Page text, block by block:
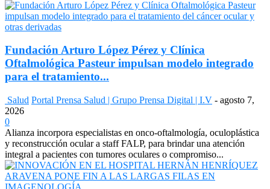
Fundación Arturo López Pérez y Clínica
Oftalmológica Pasteur impulsan modelo integrado
para el tratamiento...
Salud Portal Prensa Salud | Grupo Prensa Digital | I.V - agosto 7,
2026
0
Alianza incorpora especialistas en onco-oftalmología, oculoplástica
y reconstrucción ocular a staff FALP, para brindar una atención
integral a pacientes con tumores oculares o compromiso...